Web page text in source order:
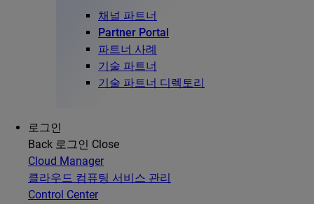
채널 파트너
Partner Portal
파트너 사례
기술 파트너
기술 파트너 디렉토리
로그인
Back 로그인 Close
Cloud Manager
클라우드 컴퓨팅 서비스 관리
Control Center